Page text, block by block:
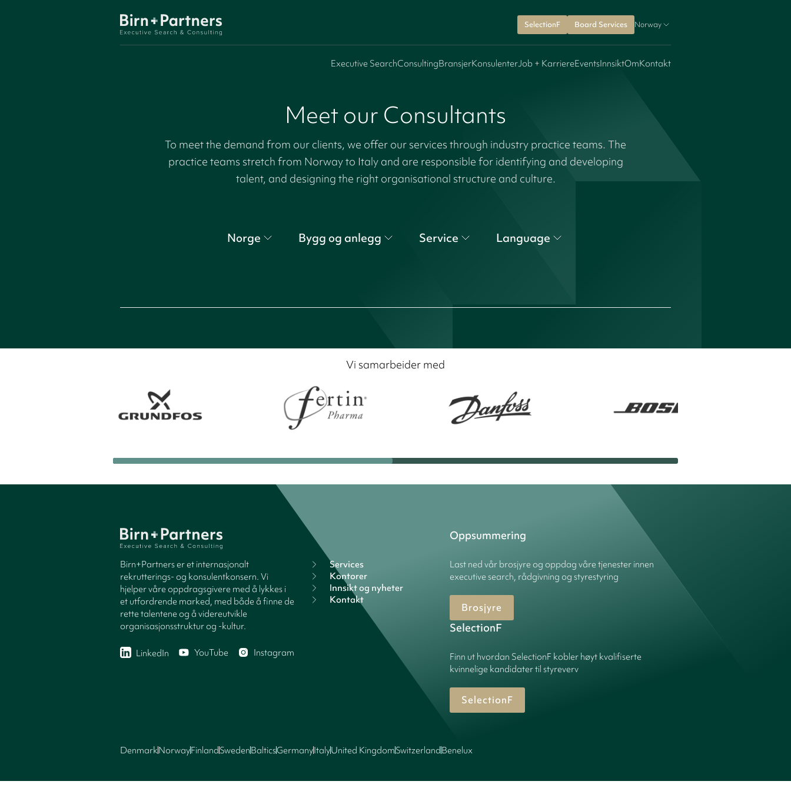
SelectionF Board Services Norway
Executive SearchConsultingBransjerKonsulenterJob + KarriereEventsInnsiktOmKontakt
Meet our Consultants
To meet the demand from our clients, we offer our services through industry practice teams. The
practice teams stretch from Norway to Italy and are responsible for identifying and developing
talent, and designing the right organisational structure and culture.
Norge Bygg og anlegg Service Language
Vi samarbeider med
Birn+Partners er et internasjonalt
rekrutterings- og konsulentkonsern. Vi
hjelper våre oppdragsgivere med å lykkes i
et utfordrende marked, med både å finne de
rette talentene og å videreutvikle
organisasjonsstruktur og -kultur.
LinkedIn YouTube Instagram
Services
Kontorer
Innsikt og nyheter
Kontakt
Oppsummering
Last ned vår brosjyre og oppdag våre tjenester innen
executive search, rådgivning og styrestyring
Brosjyre
SelectionF
Finn ut hvordan SelectionF kobler høyt kvalifiserte
kvinnelige kandidater til styreverv
SelectionF
DenmarkNorwayFinlandSwedenBalticsGermanyItalyUnited KingdomSwitzerlandBenelux